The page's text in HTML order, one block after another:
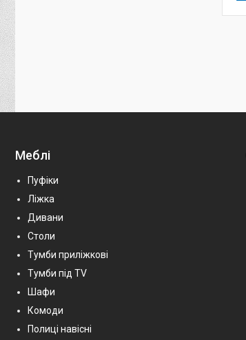
Меблі
Пуфіки
Ліжка
Дивани
Столи
Тумби приліжкові
Тумби під TV
Шафи
Комоди
Полиці навісні